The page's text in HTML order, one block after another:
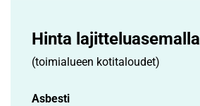
Hinta lajittelu­asemalla
(toimialueen kotitaloudet)
Asbesti